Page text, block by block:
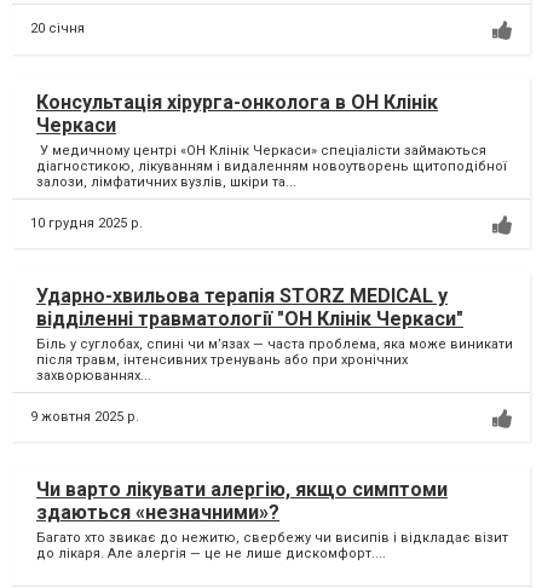
20 січня
Консультація хірурга-онколога в ОН Клінік
Черкаси
У медичному центрі «ОН Клінік Черкаси» спеціалісти займаються
діагностикою, лікуванням і видаленням новоутворень щитоподібної
залози, лімфатичних вузлів, шкіри та...
10 грудня 2025 р.
Ударно-хвильова терапія STORZ MEDICAL у
відділенні травматології "ОН Клінік Черкаси"
Біль у суглобах, спині чи м’язах — часта проблема, яка може виникати
після травм, інтенсивних тренувань або при хронічних
захворюваннях...
9 жовтня 2025 р.
Чи варто лікувати алергію, якщо симптоми
здаються «незначними»?
Багато хто звикає до нежитю, свербежу чи висипів і відкладає візит
до лікаря. Але алергія — це не лише дискомфорт....